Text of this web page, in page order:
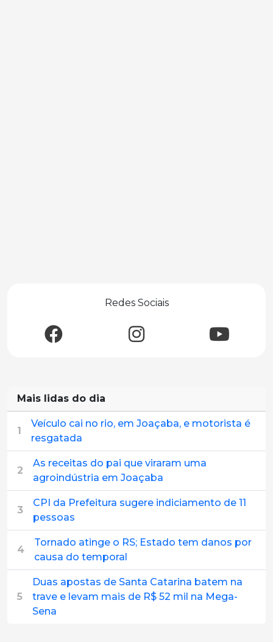
Redes Sociais
Mais lidas do dia
1
Veículo cai no rio, em Joaçaba, e motorista é
resgatada
2
As receitas do pai que viraram uma
agroindústria em Joaçaba
3
CPI da Prefeitura sugere indiciamento de 11
pessoas
4
Tornado atinge o RS; Estado tem danos por
causa do temporal
5
Duas apostas de Santa Catarina batem na
trave e levam mais de R$ 52 mil na Mega-
Sena